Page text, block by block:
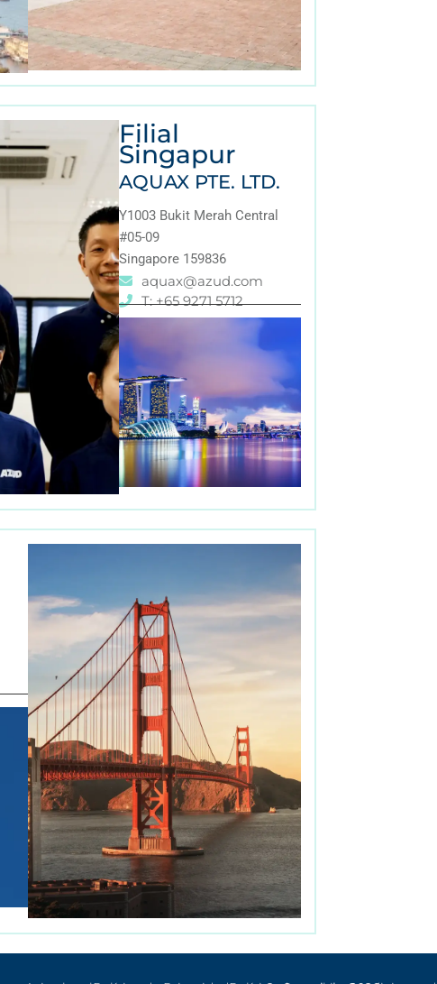
Filial
Singapur
AQUAX PTE. LTD.
Y1003 Bukit Merah Central
#05-09
Singapore 159836
aquax@azud.com
T: +65 9271 5712